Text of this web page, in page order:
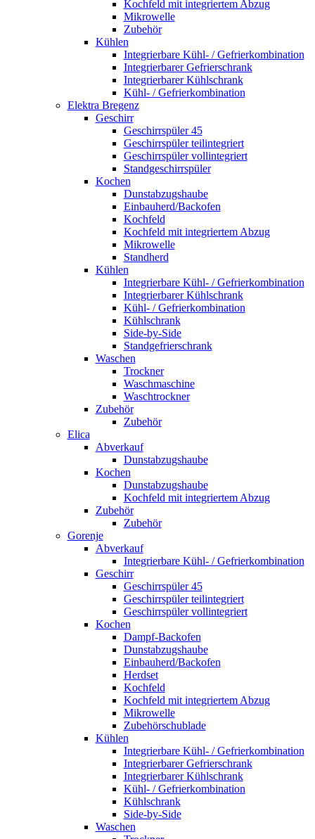
Kochfeld mit integriertem Abzug
Mikrowelle
Zubehör
Kühlen
Integrierbare Kühl- / Gefrierkombination
Integrierbarer Gefrierschrank
Integrierbarer Kühlschrank
Kühl- / Gefrierkombination
Elektra Bregenz
Geschirr
Geschirrspüler 45
Geschirrspüler teilintegriert
Geschirrspüler vollintegriert
Standgeschirrspüler
Kochen
Dunstabzugshaube
Einbauherd/Backofen
Kochfeld
Kochfeld mit integriertem Abzug
Mikrowelle
Standherd
Kühlen
Integrierbare Kühl- / Gefrierkombination
Integrierbarer Kühlschrank
Kühl- / Gefrierkombination
Kühlschrank
Side-by-Side
Standgefrierschrank
Waschen
Trockner
Waschmaschine
Waschtrockner
Zubehör
Zubehör
Elica
Abverkauf
Dunstabzugshaube
Kochen
Dunstabzugshaube
Kochfeld mit integriertem Abzug
Zubehör
Zubehör
Gorenje
Abverkauf
Integrierbare Kühl- / Gefrierkombination
Geschirr
Geschirrspüler 45
Geschirrspüler teilintegriert
Geschirrspüler vollintegriert
Kochen
Dampf-Backofen
Dunstabzugshaube
Einbauherd/Backofen
Herdset
Kochfeld
Kochfeld mit integriertem Abzug
Mikrowelle
Zubehörschublade
Kühlen
Integrierbare Kühl- / Gefrierkombination
Integrierbarer Gefrierschrank
Integrierbarer Kühlschrank
Kühl- / Gefrierkombination
Kühlschrank
Side-by-Side
Waschen